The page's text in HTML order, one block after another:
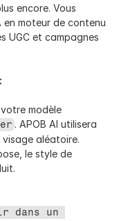
encore. Vous
en moteur de contenu
UGC et campagnes
modèle
. APOB AI utilisera
visage aléatoire.
le style de
dans un